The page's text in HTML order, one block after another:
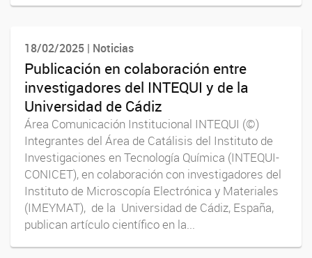
18/02/2025 | Noticias
Publicación en colaboración entre
investigadores del INTEQUI y de la
Universidad de Cádiz
Área Comunicación Institucional INTEQUI (©)
Integrantes del Área de Catálisis del Instituto de
Investigaciones en Tecnología Química (INTEQUI-
CONICET), en colaboración con investigadores del
Instituto de Microscopía Electrónica y Materiales
(IMEYMAT), de la Universidad de Cádiz, España,
publican artículo científico en la...